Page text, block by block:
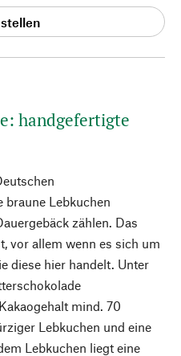
handgefertigte
braune Lebkuchen
zählen. Das
vor allem wenn es sich um
diese hier handelt. Unter
mind. 70
Lebkuchen und eine
Lebkuchen liegt eine